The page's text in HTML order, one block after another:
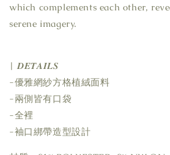
which complements each other,
serene imagery.
| 𝑫𝑬𝑻𝑨𝑰𝑳𝑺
-優雅網紗方格植絨面料
-兩側皆有口袋
-全裡
-袖口綁帶造型設計